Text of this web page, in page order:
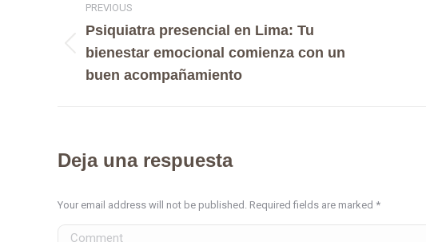
PREVIOUS
Psiquiatra presencial en Lima: Tu
bienestar emocional comienza con un
buen acompañamiento
Deja una respuesta
Your email address will not be published. Required fields are marked *
Comment